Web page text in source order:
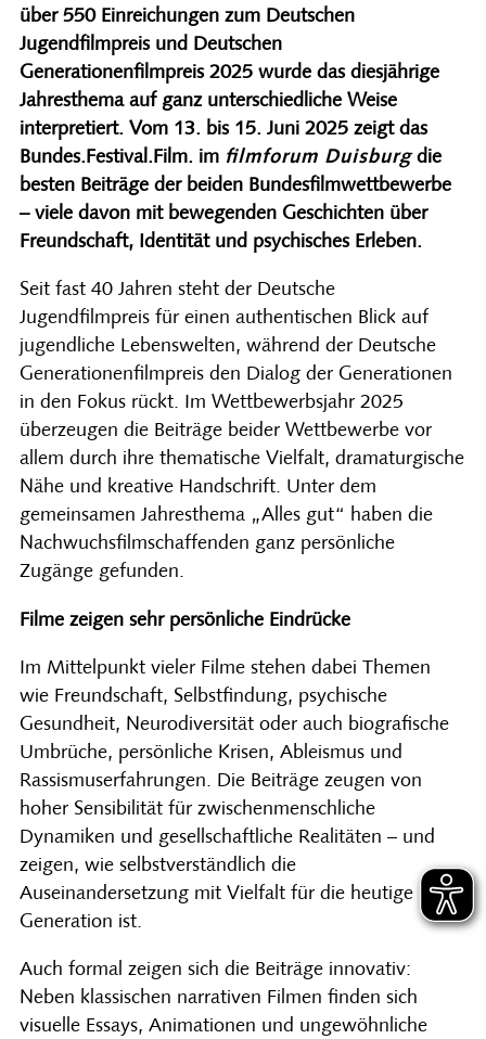
über 550 Einreichungen zum Deutschen
Jugendfilmpreis und Deutschen
Generationenfilmpreis 2025 wurde das diesjährige
Jahresthema auf ganz unterschiedliche Weise
interpretiert. Vom 13. bis 15. Juni 2025 zeigt das
Bundes.Festival.Film. im filmforum Duisburgdie
besten Beiträge der beiden Bundesfilmwettbewerbe
– viele davon mit bewegenden Geschichten über
Freundschaft, Identität und psychisches Erleben.
Seit fast 40 Jahren steht der Deutsche
Jugendfilmpreis für einen authentischen Blick auf
jugendliche Lebenswelten, während der Deutsche
Generationenfilmpreis den Dialog der Generationen
in den Fokus rückt. Im Wettbewerbsjahr 2025
überzeugen die Beiträge beider Wettbewerbe vor
allem durch ihre thematische Vielfalt, dramaturgische
Nähe und kreative Handschrift. Unter dem
gemeinsamen Jahresthema „Alles gut“ haben die
Nachwuchsfilmschaffenden ganz persönliche
Zugänge gefunden.
Filme zeigen sehr persönliche Eindrücke
Im Mittelpunkt vieler Filme stehen dabei Themen
wie Freundschaft, Selbstfindung, psychische
Gesundheit, Neurodiversität oder auch biografische
Umbrüche, persönliche Krisen, Ableismus und
Rassismuserfahrungen. Die Beiträge zeugen von
hoher Sensibilität für zwischenmenschliche
Dynamiken und gesellschaftliche Realitäten – und
zeigen, wie selbstverständlich die
Auseinandersetzung mit Vielfalt für die heutige
Generation ist.
Auch formal zeigen sich die Beiträge innovativ:
Neben klassischen narrativen Filmen finden sich
visuelle Essays, Animationen und ungewöhnliche